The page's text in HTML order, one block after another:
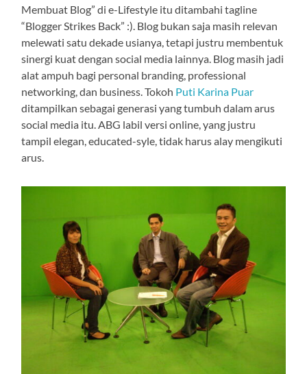
Membuat Blog” di e-Lifestyle itu ditambahi tagline
“Blogger Strikes Back” :). Blog bukan saja masih relevan
melewati satu dekade usianya, tetapi justru membentuk
sinergi kuat dengan social media lainnya. Blog masih jadi
alat ampuh bagi personal branding, professional
networking, dan business. Tokoh Puti Karina Puar
ditampilkan sebagai generasi yang tumbuh dalam arus
social media itu. ABG labil versi online, yang justru
tampil elegan, educated-syle, tidak harus alay mengikuti
arus.